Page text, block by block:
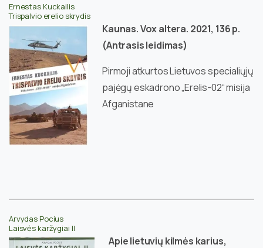
Ernestas Kuckailis
Trispalvio erelio skrydis
Kaunas. Vox altera. 2021, 136 p.
(Antrasis leidimas)
Pirmoji atkurtos Lietuvos specialiųjų
pajėgų eskadrono „Erelis-02“ misija
Afganistane
Arvydas Pocius
Laisvės karžygiai II
Apie lietuvių kilmės karius,